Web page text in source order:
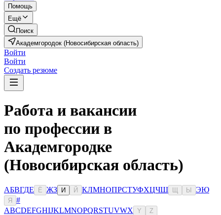
Помощь
Ещё
Поиск
Академгородок (Новосибирская область)
Войти
Войти
Создать резюме
Работа и вакансии
по профессии в
Академгородке
(Новосибирская область)
АБВГДЕ Ё ЖЗ И Й КЛМНОПРСТУФХЦЧШ Ы ЭЮ
Я
#
ABCDEFGHIJKLMNOPQRSTUVWX Y Z